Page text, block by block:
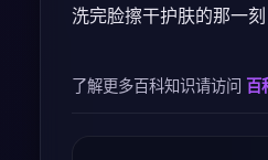
洗完脸擦干护肤的那一
了解更多百科知识请访问 百